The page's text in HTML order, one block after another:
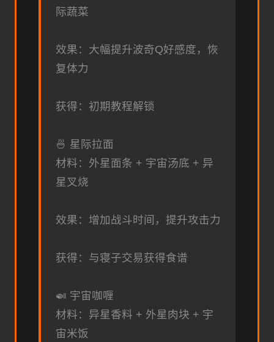
际蔬菜
效果：大幅提升波奇Q好感度，恢
复体力
获得：初期教程解锁
🍜 星际拉面
材料：外星面条 + 宇宙汤底 + 异
星叉烧
效果：增加战斗时间，提升攻击力
获得：与寝子交易获得食谱
🍛 宇宙咖喱
材料：异星香料 + 外星肉块 + 宇
宙米饭